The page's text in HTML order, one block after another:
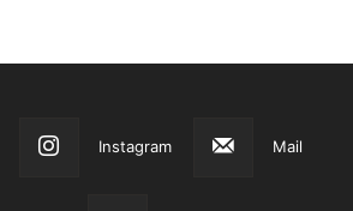
Instagram Mail